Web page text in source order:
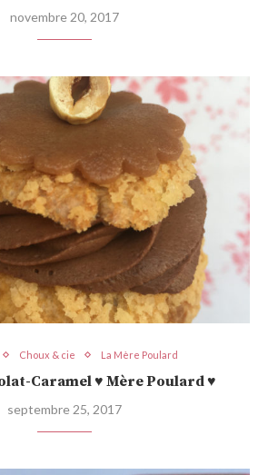
novembre 20, 2017
Choux & cie La Mère Poulard
Caramel ♥ Mère Poulard ♥
septembre 25, 2017